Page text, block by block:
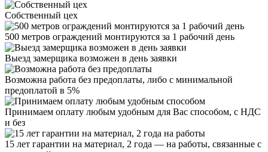
Собственный цех
500 метров ограждений монтируются за 1 рабочий день
Выезд замерщика возможен в день заявки
Возможна работа без предоплаты, либо с минимальной
предоплатой в 5%
Принимаем оплату любым удобным для Вас способом, с НДС
и без
15 лет гарантии на материал, 2 года — на работы, связанные с